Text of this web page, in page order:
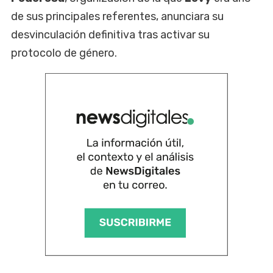
de sus principales referentes, anunciara su
desvinculación definitiva tras activar su
protocolo de género.